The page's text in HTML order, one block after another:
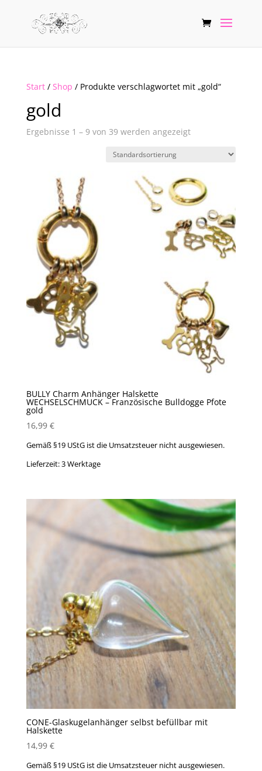
Start/ Shop / Produkte verschlagwortet mit „gold“
gold
Ergebnisse 1 – 9 von 39 werden angezeigt
BULLY Charm Anhänger Halskette
WECHSELSCHMUCK – Französische Bulldogge Pfote
gold
16,99 €
Gemäß §19 UStG ist die Umsatzsteuer nicht ausgewiesen.
Lieferzeit:3 Werktage
CONE-Glaskugelanhänger selbst befüllbar mit
Halskette
14,99 €
Gemäß §19 UStG ist die Umsatzsteuer nicht ausgewiesen.